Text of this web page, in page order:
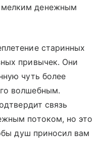
денежным
старинных
привычек. Они
чуть более
волшебным.
связь
потоком, но это
душ приносил вам